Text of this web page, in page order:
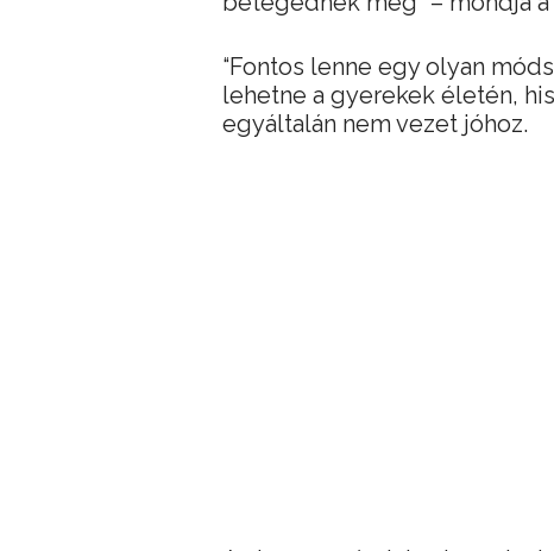
“Fontos lenne egy olyan
lehetne a gyerekek életén,
egyáltalán nem vezet jóhoz.